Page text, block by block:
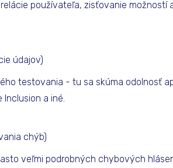
používateľa, zisťovanie
údajov)
testovania - tu sa skúma odolnosť
Inclusion a iné.
chýb)
veľmi podrobných chybových